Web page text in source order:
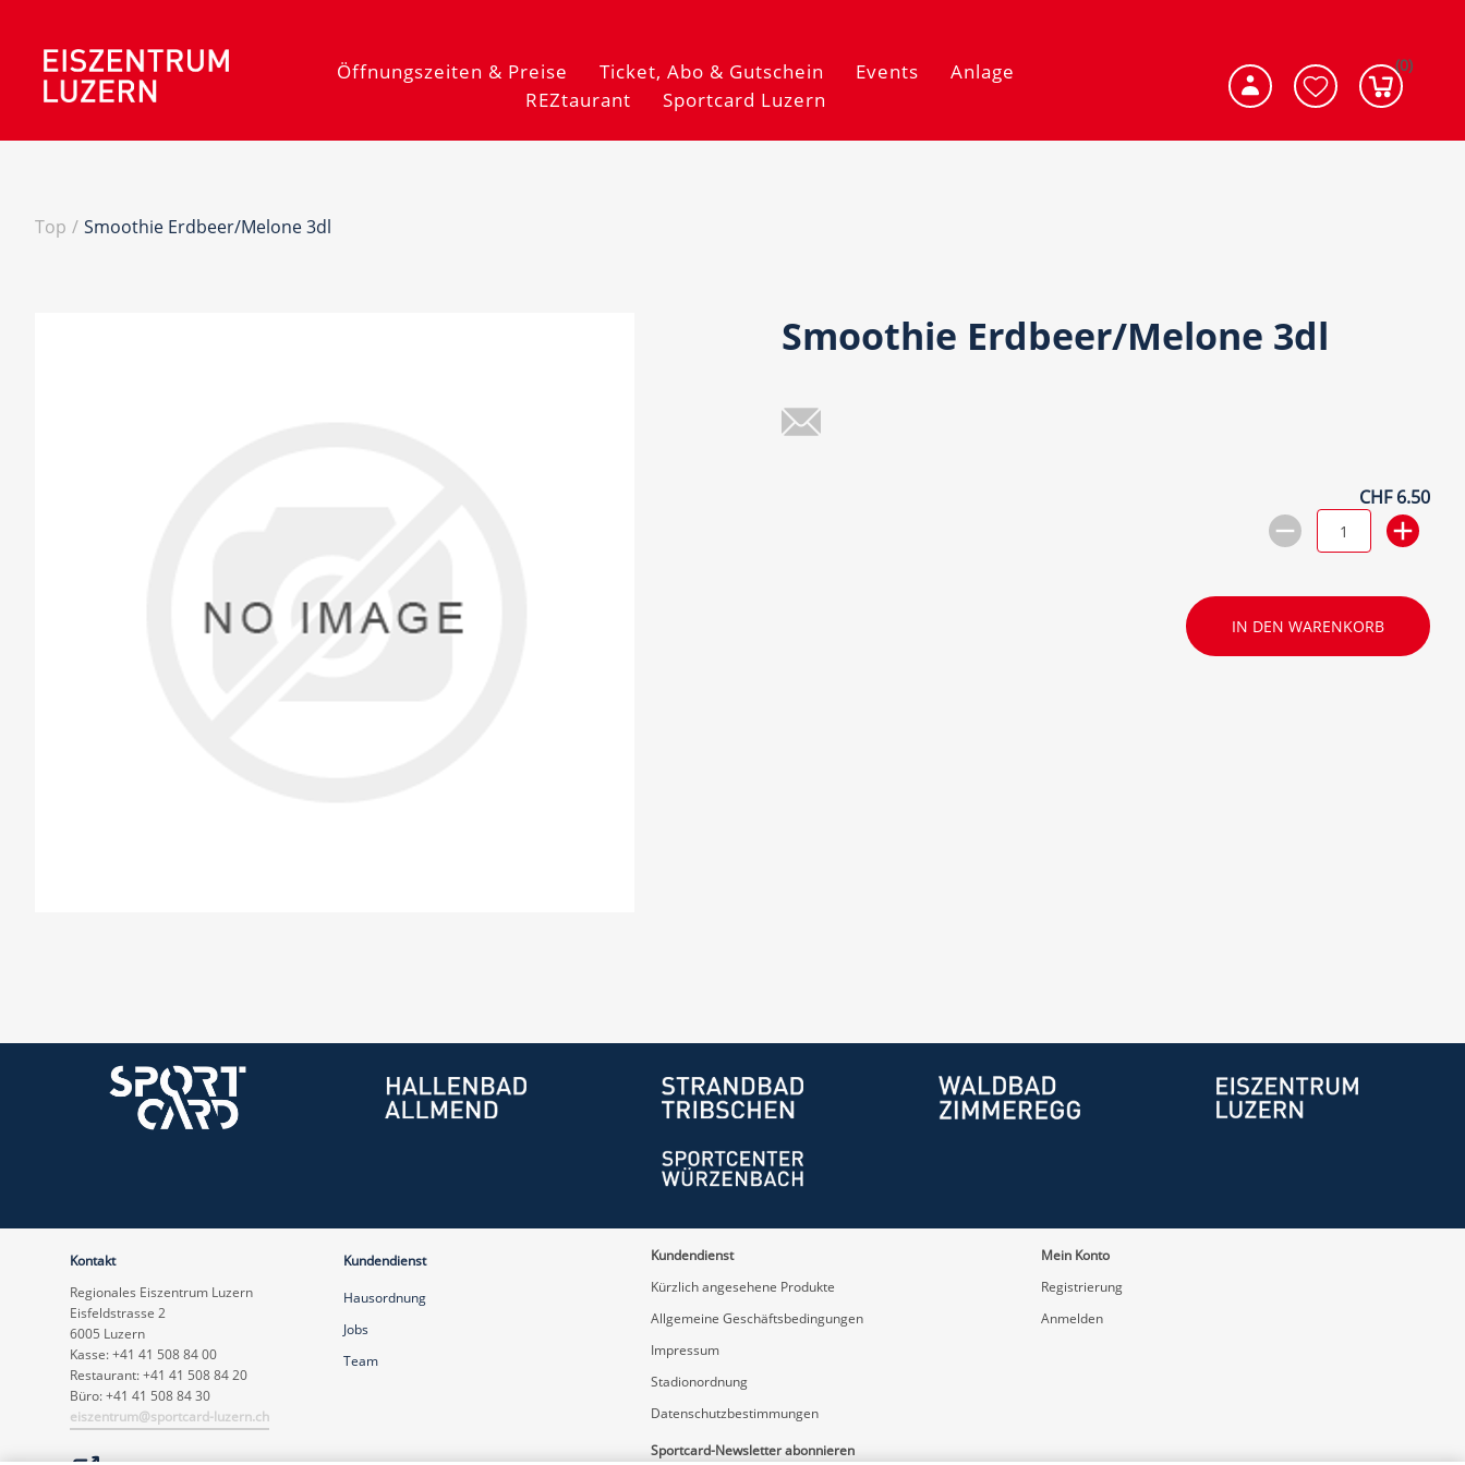
Öffnungszeiten & Preise Ticket, Abo & Gutschein Events
Anlage
REZtaurant
Sportcard Luzern
(0)
Top / Smoothie Erdbeer/Melone 3dl
Smoothie Erdbeer/Melone 3dl
CHF 6.50
IN DEN WARENKORB
Kontakt
Regionales Eiszentrum Luzern
Eisfeldstrasse 2
6005 Luzern
Kasse: +41 41 508 84 00
Restaurant: +41 41 508 84 20
Büro: +41 41 508 84 30
eiszentrum@sportcard-luzern.ch
Kundendienst
Hausordnung
Jobs
Team
Kundendienst
Kürzlich angesehene Produkte
Allgemeine Geschäftsbedingungen
Impressum
Stadionordnung
Datenschutzbestimmungen
Mein Konto
Registrierung
Anmelden
Sportcard-Newsletter abonnieren